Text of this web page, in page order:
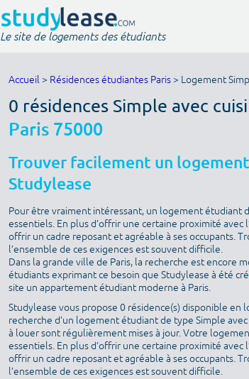
Le site de logements des étudiants
Accueil > Résidences étudiantes Paris > Logement
0 résidences Simple avec
Paris 75000
Trouver facilement un
Studylease
Pour être vraiment intéressant, un logement étudiant
essentiels. En plus d’offrir une certaine proximité avec
offrir un cadre reposant et agréable à ses occupants.
l’ensemble de ces exigences est souvent difficile.
Dans la grande ville de Paris, la recherche est encore
étudiants exprimant ce besoin que Studylease à été
site un appartement étudiant moderne à Paris.
Studylease vous propose 0 résidence(s) disponible en
recherche d’un logement étudiant de type Simple
à louer sont régulièrement mises à jour. Votre
essentiels. En plus d’offrir une certaine proximité avec
offrir un cadre reposant et agréable à ses occupants.
l’ensemble de ces exigences est souvent difficile.